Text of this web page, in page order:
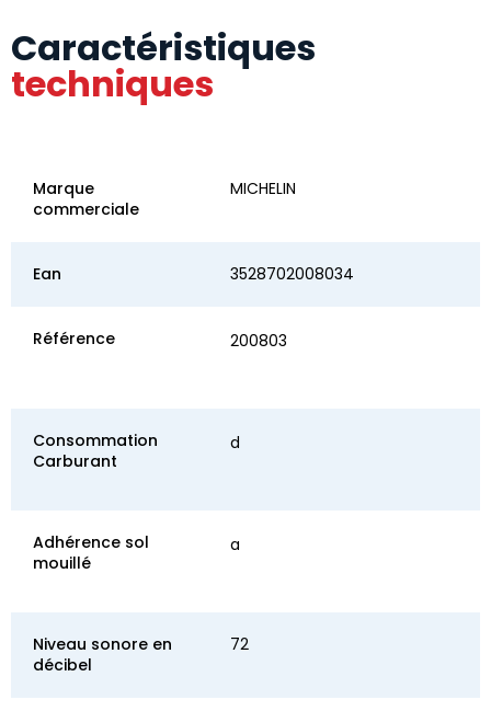
Caractéristiques
techniques
Marque
commerciale
MICHELIN
Ean 3528702008034
Référence 200803
Consommation
Carburant
d
Adhérence sol
mouillé
a
Niveau sonore en
décibel
72